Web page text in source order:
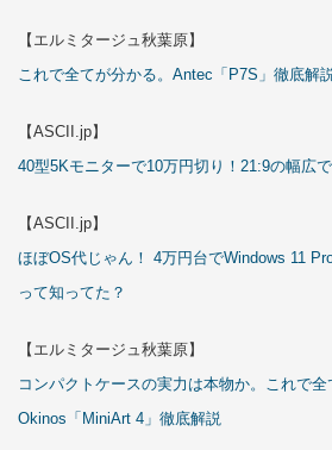
【エルミタージュ秋葉原】
これで全てが分かる。Antec「P7S」徹底解説
【ASCII.jp】
40型5Kモニターで10万円切り！21:9の幅広
【ASCII.jp】
ほぼOS代じゃん！ 4万円台でWindows 11
って知ってた？
【エルミタージュ秋葉原】
コンパクトケースの実力は本物か。これで全
Okinos「MiniArt 4」徹底解説